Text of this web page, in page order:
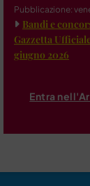
Pubblicazione:
Bandi e
Gazzetta
giugno 2026
Entra